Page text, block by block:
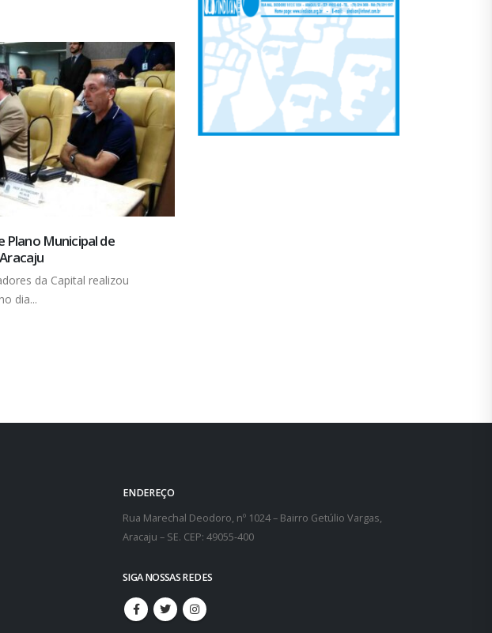
Plano Municipal de
da Capital realizou
dia...
ENDEREÇO
Rua Marechal Deodoro, nº 1024 – Bairro Getúlio Vargas,
Aracaju – SE. CEP: 49055-400
SIGA NOSSAS REDES